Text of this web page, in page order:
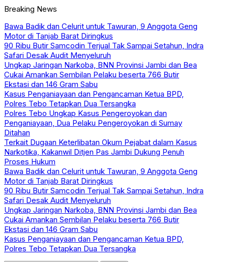
Breaking News
Bawa Badik dan Celurit untuk Tawuran, 9 Anggota Geng
Motor di Tanjab Barat Diringkus
90 Ribu Butir Samcodin Terjual Tak Sampai Setahun, Indra
Safari Desak Audit Menyeluruh
Ungkap Jaringan Narkoba, BNN Provinsi Jambi dan Bea
Cukai Amankan Sembilan Pelaku beserta 766 Butir
Ekstasi dan 146 Gram Sabu
Kasus Penganiayaan dan Pengancaman Ketua BPD,
Polres Tebo Tetapkan Dua Tersangka
Polres Tebo Ungkap Kasus Pengeroyokan dan
Penganiayaan, Dua Pelaku Pengeroyokan di Sumay
Ditahan
Terkait Dugaan Keterlibatan Okum Pejabat dalam Kasus
Narkotika, Kakanwil Ditjen Pas Jambi Dukung Penuh
Proses Hukum
Bawa Badik dan Celurit untuk Tawuran, 9 Anggota Geng
Motor di Tanjab Barat Diringkus
90 Ribu Butir Samcodin Terjual Tak Sampai Setahun, Indra
Safari Desak Audit Menyeluruh
Ungkap Jaringan Narkoba, BNN Provinsi Jambi dan Bea
Cukai Amankan Sembilan Pelaku beserta 766 Butir
Ekstasi dan 146 Gram Sabu
Kasus Penganiayaan dan Pengancaman Ketua BPD,
Polres Tebo Tetapkan Dua Tersangka